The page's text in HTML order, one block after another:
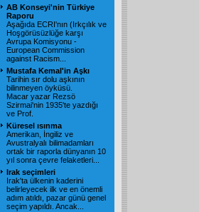
AB Konseyi'nin Türkiye
Raporu
Aşağıda ECRI'nın (Irkçılık ve
Hoşgörüsüzlüğe karşı
Avrupa Komisyonu -
European Commission
against Racism...
Mustafa Kemal'in Aşkı
Tarihin sır dolu aşkının
bilinmeyen öyküsü.
Macar yazar Rezsö
Szirmai'nin 1935'te yazdığı
ve Prof.
Küresel ısınma
Amerikan, İngiliz ve
Avustralyalı bilimadamları
ortak bir raporla dünyanın 10
yıl sonra çevre felaketleri...
Irak seçimleri
Irak'ta ülkenin kaderini
belirleyecek ilk ve en önemli
adım atıldı, pazar günü genel
seçim yapıldı. Ancak...